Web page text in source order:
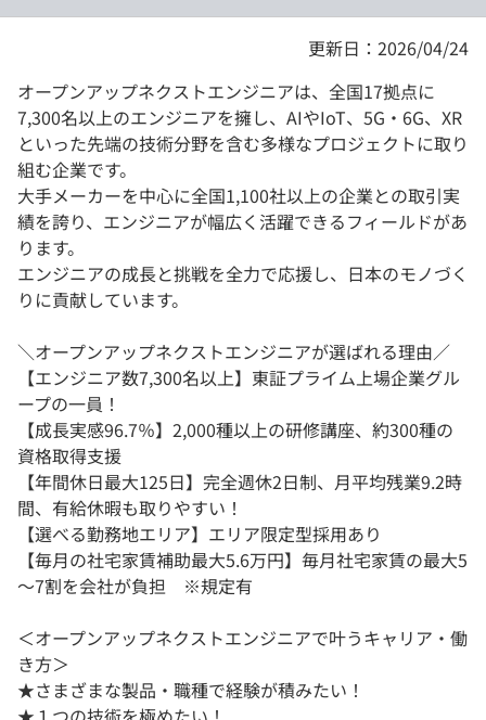
更新日：2026/04/24
オープンアップネクストエンジニアは、全国17拠点に
7,300名以上のエンジニアを擁し、AIやIoT、5G・6G、XR
といった先端の技術分野を含む多様なプロジェクトに取り
組む企業です。
大手メーカーを中心に全国1,100社以上の企業との取引実
績を誇り、エンジニアが幅広く活躍できるフィールドがあ
ります。
エンジニアの成長と挑戦を全力で応援し、日本のモノづく
りに貢献しています。
＼オープンアップネクストエンジニアが選ばれる理由／
【エンジニア数7,300名以上】東証プライム上場企業グル
ープの一員！
【成長実感96.7％】2,000種以上の研修講座、約300種の
資格取得支援
【年間休日最大125日】完全週休2日制、月平均残業9.2時
間、有給休暇も取りやすい！
【選べる勤務地エリア】エリア限定型採用あり
【毎月の社宅家賃補助最大5.6万円】毎月社宅家賃の最大5
～7割を会社が負担 ※規定有
＜オープンアップネクストエンジニアで叶うキャリア・働
き方＞
★さまざまな製品・職種で経験が積みたい！